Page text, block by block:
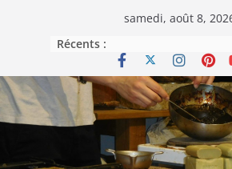
samedi, août 8,
Récents :